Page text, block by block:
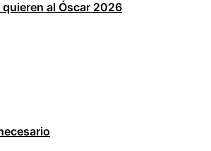
al Óscar 2026